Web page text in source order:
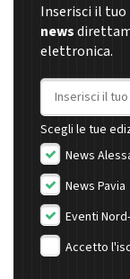
Inserisci il
news
elettronica.
Indirizzo
Scegli le tue
News
News Pavia
Eventi
Accetto